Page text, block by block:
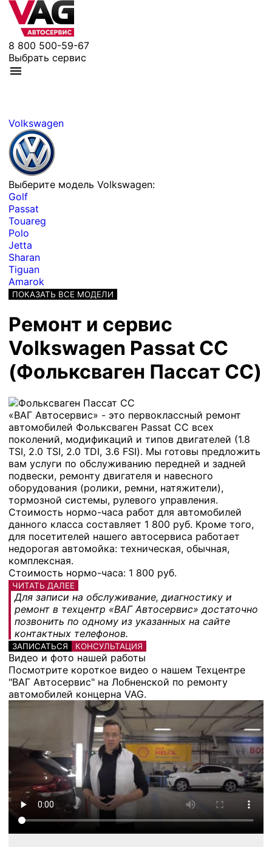
8 800 500-59-67
Выбрать сервис
Volkswagen
Выберите модель Volkswagen:
Golf
Passat
Touareg
Polo
Jetta
Sharan
Tiguan
Amarok
ПОКАЗАТЬ ВСЕ МОДЕЛИ
Ремонт и сервис
Volkswagen Passat CC
(Фольксваген Пассат СС)
«ВАГ Автосервис» - это первоклассный ремонт
автомобилей Фольксваген Passat CC всех
поколений, модификаций и типов двигателей (1.8
TSI, 2.0 TSI, 2.0 TDI, 3.6 FSI). Мы готовы предложить
вам услуги по обслуживанию передней и задней
подвески, ремонту двигателя и навесного
оборудования (ролики, ремни, натяжители),
тормозной системы, рулевого управления.
Стоимость нормо-часа работ для автомобилей
данного класса составляет 1 800 руб. Кроме того,
для посетителей нашего автосервиса работает
недорогая автомойка: техническая, обычная,
комплексная.
Стоимость нормо-часа: 1 800 руб.
ЧИТАТЬ ДАЛЕЕ
Для записи на обслуживание, диагностику и
ремонт в техцентр «ВАГ Автосервис» достаточно
позвонить по одному из указанных на сайте
контактных телефонов.
ЗАПИСАТЬСЯ КОНСУЛЬТАЦИЯ
Видео и фото нашей работы
Посмотрите короткое видео о нашем Техцентре
"ВАГ Автосервис" на Лобненской по ремонту
автомобилей концерна VAG.